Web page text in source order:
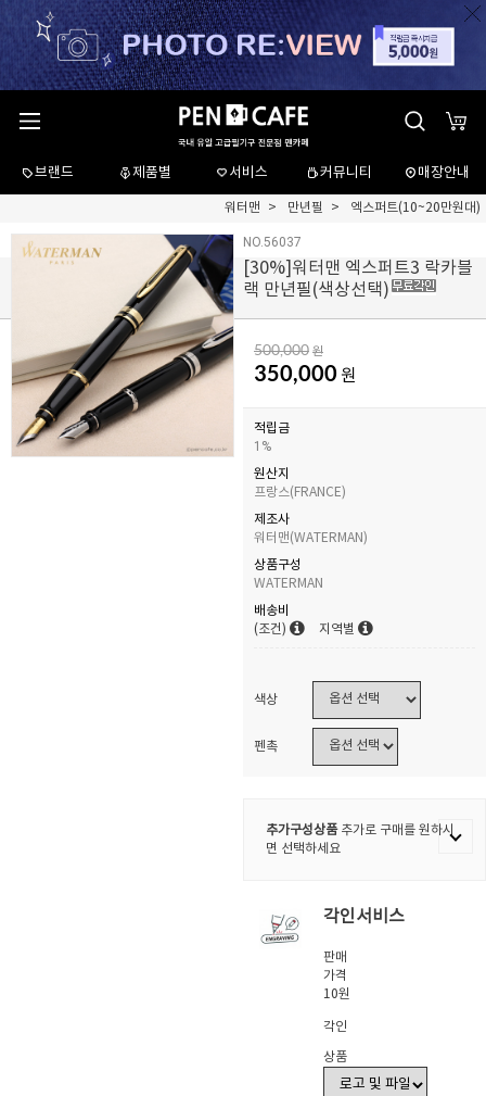
브랜드 제품별 서비스 커뮤니티 매장안내
워터맨 만년필 엑스퍼트(10~20만원대)
NO.56037
[30%]워터맨 엑스퍼트3 락카블
랙 만년필(색상선택)
500,000 원
350,000 원
적립금
1%
원산지
프랑스(FRANCE)
제조사
워터맨(WATERMAN)
상품구성
WATERMAN
배송비
(조건)
지역별
색상
펜촉
추가구성상품추가로 구매를 원하시
면 선택하세요
각인서비스
판매
가격
10원
각인
상품